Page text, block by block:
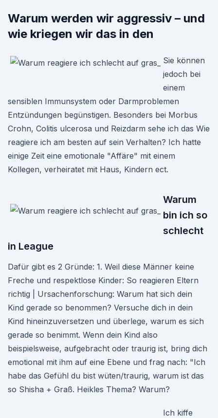
Warum werden wir aggressiv – und
wie kriegen wir das in den
Sie können
jedoch bei
einem
sensiblen Immunsystem oder Darmproblemen
Entzündungen begünstigen. Besonders bei Morbus
Crohn, Colitis ulcerosa und Reizdarm sehe ich das Wie
reagiere ich am besten auf sein Verhalten? Ich hatte
einige Zeit eine emotionale "Affäre" mit einem
Kollegen, verheiratet mit Haus, Kindern ect.
Warum
bin ich so
schlecht
in League
Dafür gibt es 2 Gründe: 1. Weil diese Männer keine
Freche und respektlose Kinder: So reagieren Eltern
richtig | Ursachenforschung: Warum hat sich dein
Kind gerade so benommen? Versuche dich in dein
Kind hineinzuversetzen und überlege, warum es sich
gerade so benimmt. Wenn dein Kind also
beispielsweise, aufgebracht oder traurig ist, bring dich
emotional mit ihm auf eine Ebene und frag nach: "Ich
habe das Gefühl du bist wüten/traurig, warum ist das
so Shisha + Graß. Heikles Thema? Warum?
Ich kiffe